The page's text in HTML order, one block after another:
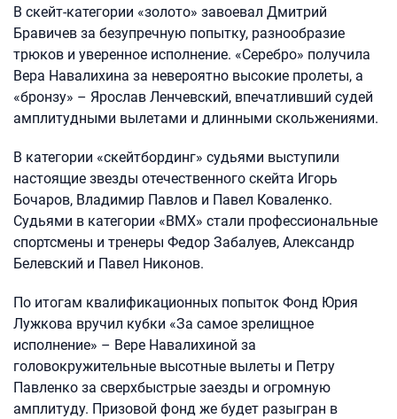
В скейт-категории «золото» завоевал Дмитрий
Бравичев за безупречную попытку, разнообразие
трюков и уверенное исполнение. «Серебро» получила
Вера Навалихина за невероятно высокие пролеты, а
«бронзу» – Ярослав Ленчевский, впечатливший судей
амплитудными вылетами и длинными скольжениями.
В категории «скейтбординг» судьями выступили
настоящие звезды отечественного скейта Игорь
Бочаров, Владимир Павлов и Павел Коваленко.
Судьями в категории «BMX» стали профессиональные
спортсмены и тренеры Федор Забалуев, Александр
Белевский и Павел Никонов.
По итогам квалификационных попыток Фонд Юрия
Лужкова вручил кубки «За самое зрелищное
исполнение» – Вере Навалихиной за
головокружительные высотные вылеты и Петру
Павленко за сверхбыстрые заезды и огромную
амплитуду. Призовой фонд же будет разыгран в